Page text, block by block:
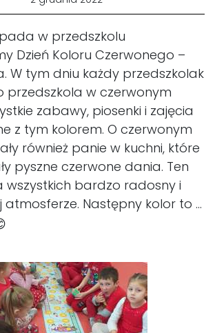
w przedszkolu
Dzień Koloru Czerwonego –
W tym dniu każdy przedszkolak
przedszkola w czerwonym
zabawy, piosenki i zajęcia
z tym kolorem. O czerwonym
również panie w kuchni, które
pyszne czerwone dania. Ten
wszystkich bardzo radosny i
atmosferze. Następny kolor to …